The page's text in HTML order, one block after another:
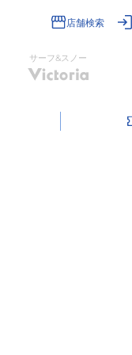
店舗検索
サーフ&スノー